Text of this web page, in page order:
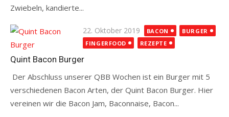
Zwiebeln, kandierte...
Posted
on
22. Oktober 2019 BACON
BURGER
FINGERFOOD
REZEPTE
Quint Bacon Burger
Der Abschluss unserer QBB Wochen ist ein Burger mit 5
verschiedenen Bacon Arten, der Quint Bacon Burger. Hier
vereinen wir die Bacon Jam, Baconnaise, Bacon...